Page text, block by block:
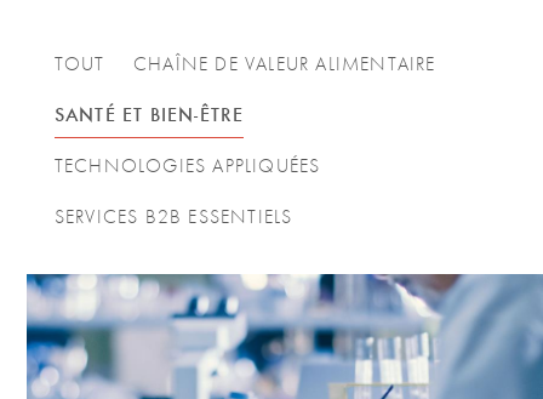
TOUT CHAÎNE DE VALEUR ALIMENTAIRE
SANTÉ ET BIEN-ÊTRE
TECHNOLOGIES APPLIQUÉES
SERVICES B2B ESSENTIELS